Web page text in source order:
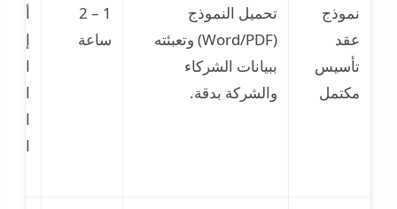
نموذج
عقد
تأسيس
مكتمل
تحميل النموذج
(Word/PDF) وتعبئته
ببيانات الشركاء
والشركة بدقة.
1 – 2
ساعة